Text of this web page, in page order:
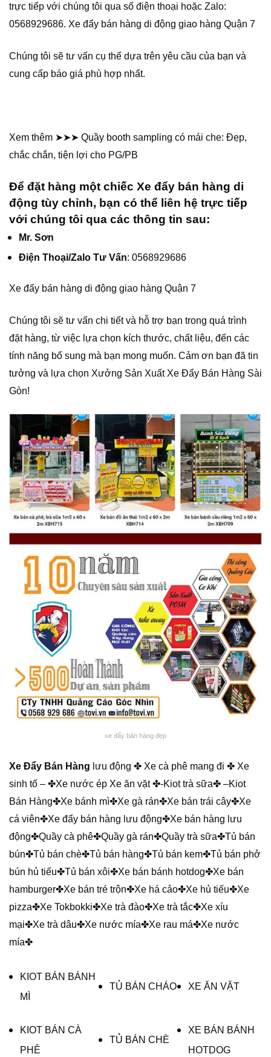
trực tiếp với chúng tôi qua số điện thoại hoặc Zalo:
0568929686. Xe đẩy bán hàng di động giao hàng Quận 7
Chúng tôi sẽ tư vấn cụ thể dựa trên yêu cầu của bạn và
cung cấp báo giá phù hợp nhất.
Xem thêm ➤➤➤ Quầy booth sampling có mái che: Đẹp,
chắc chắn, tiện lợi cho PG/PB
Để đặt hàng một chiếc Xe đẩy bán hàng di
động tùy chỉnh, bạn có thể liên hệ trực tiếp
với chúng tôi qua các thông tin sau:
Mr. Sơn
Điện Thoại/Zalo Tư Vấn: 0568929686
Xe đẩy bán hàng di động giao hàng Quận 7
Chúng tôi sẽ tư vấn chi tiết và hỗ trợ bạn trong quá trình
đặt hàng, từ việc lựa chọn kích thước, chất liệu, đến các
tính năng bổ sung mà bạn mong muốn. Cảm ơn bạn đã tin
tưởng và lựa chọn Xưởng Sản Xuất Xe Đẩy Bán Hàng Sài
Gòn!
xe đẩy bán hàng đẹp
Xe Đẩy Bán Hàng lưu động ✤ Xe cà phê mang đi ✤ Xe
sinh tố – ✤Xe nước ép Xe ăn vặt ✤-Kiot trà sữa✤ –Kiot
Bán Hàng✤Xe bánh mì✤Xe gà rán✤Xe bán trái cây✤Xe
cá viên✤Xe đẩy bán hàng lưu động✤Xe bán hàng lưu
động✤Quầy cà phê✤Quầy gà rán✤Quầy trà sữa✤Tủ bán
bún✤Tủ bán chè✤Tủ bán hàng✤Tủ bán kem✤Tủ bán phở
bún hủ tiếu✤Tủ bán xôi✤Xe bán bánh hotdog✤Xe bán
hamburger✤Xe bán tré trộn✤Xe há cảo✤Xe hủ tiếu✤Xe
pizza✤Xe Tokbokki✤Xe trà đào✤Xe trà tắc✤Xe xíu
mại✤Xe trà dâu✤Xe nước mía✤Xe rau má✤Xe nước
mía✤
KIOT BÁN BÁNH
MÌ
TỦ BÁN CHÁO XE ĂN VẶT
KIOT BÁN CÀ
PHÊ
TỦ BÁN CHÈ
XE BÁN BÁNH
HOTDOG